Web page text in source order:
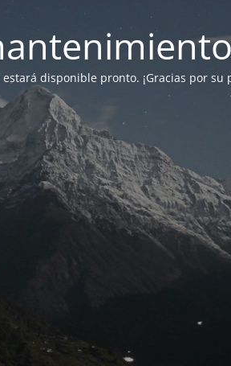
estará disponible pronto. ¡Gracias por su